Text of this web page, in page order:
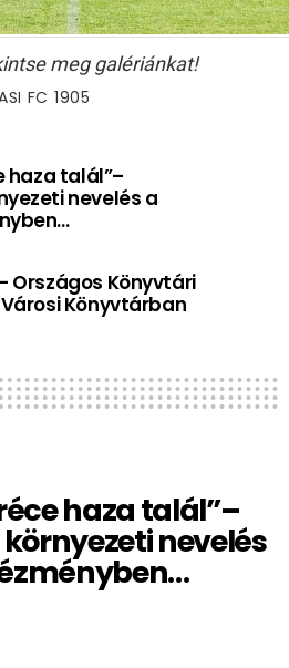
meg galériánkat!
FC 1905
haza talál”–
nevelés a
Országos Könyvtári
Könyvtárban
haza talál”–
nevelés